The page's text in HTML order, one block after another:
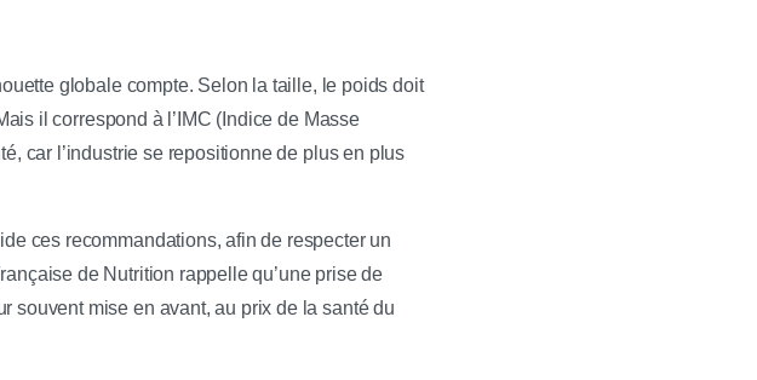
globale compte. Selon la taille, le poids doit
il correspond à l’IMC (Indice de Masse
car l’industrie se repositionne de plus en plus
ces recommandations, afin de respecter un
de Nutrition rappelle qu’une prise de
souvent mise en avant, au prix de la santé du